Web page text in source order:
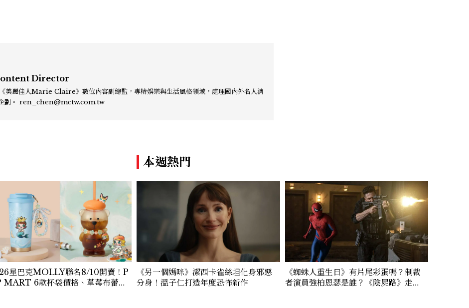
Director
美麗佳人Marie Claire》數位內容副總監，專精娛樂與生活風格領域，處理國內外名人消
息、頒獎典禮與大型內容企劃。 ren_chen@mctw.com.tw
星巴克MOLLY聯名8/10開賣！P
MART 6款杯袋價格、草莓布蕾星
本週熱門
《另一個媽咪》潔西卡雀絲坦化身邪惡
分身！溫子仁打造年度恐怖新作
《蜘蛛人重生日》有片尾彩蛋嗎？制裁
者演員強柏恩瑟是誰？《陰屍路》走